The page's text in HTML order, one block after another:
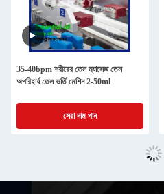
35-40bpm শরীরের তেল ম্যাসেজ তেল
অপরিহার্য তেল ভর্তি মেশিন 2-50ml
সেরা দাম পান